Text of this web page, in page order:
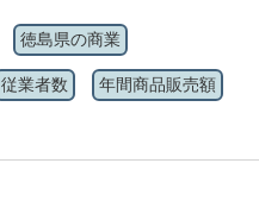
徳島県の商業
従業者数 年間商品販売額